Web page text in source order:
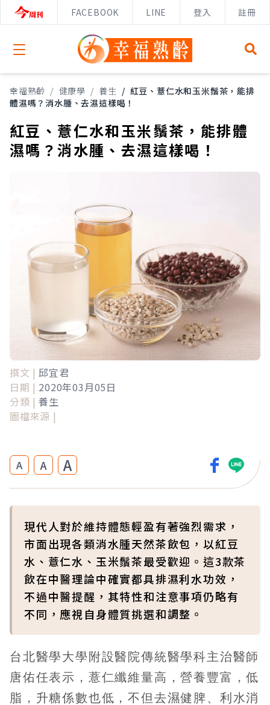
FACEBOOK LINE 登入 註冊
Open menu
幸福熟齡 / 健康學 / 養生 / 紅豆、薏仁水和玉米鬚茶，能排
體濕嗎？消水腫、去濕這樣喝！
紅豆、薏仁水和玉米鬚茶，能排體
濕嗎？消水腫、去濕這樣喝！
撰文 | 邱宜君
日期 | 2020年03月05日
分類 | 養生
圖檔來源 |
A A A
現代人對於維持體態輕盈有著強烈需求，
市面出現各類消水腫天然茶飲包，以紅豆
水、薏仁水、玉米鬚茶最受歡迎。這3款茶
飲在中醫理論中確實都具排濕利水功效，
不過中醫提醒，其特性和注意事項仍略有
不同，應視自身體質挑選和調整。
台北醫學大學附設醫院傳統醫學科主治醫師
唐佑任表示，薏仁纖維量高，營養豐富，低
脂，升糖係數也低，不但去濕健脾、利水消